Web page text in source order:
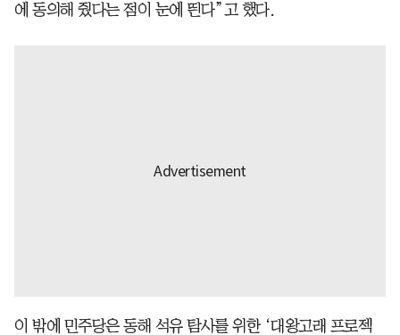
에 동의해 줬다는 점이 눈에 띈다”고 했다.
이 밖에 민주당은 동해 석유 탐사를 위한 ‘대왕고래 프로젝